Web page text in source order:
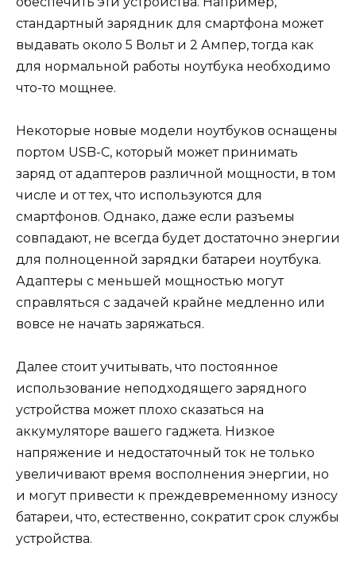
стандартный зарядник для смартфона может
выдавать около 5 Вольт и 2 Ампер, тогда как
для нормальной работы ноутбука необходимо
что-то мощнее.
Некоторые новые модели ноутбуков оснащены
портом USB-C, который может принимать
заряд от адаптеров различной мощности, в том
числе и от тех, что используются для
смартфонов. Однако, даже если разъемы
совпадают, не всегда будет достаточно энергии
для полноценной зарядки батареи ноутбука.
Адаптеры с меньшей мощностью могут
справляться с задачей крайне медленно или
вовсе не начать заряжаться.
Далее стоит учитывать, что постоянное
использование неподходящего зарядного
устройства может плохо сказаться на
аккумуляторе вашего гаджета. Низкое
напряжение и недостаточный ток не только
увеличивают время восполнения энергии, но
и могут привести к преждевременному износу
батареи, что, естественно, сократит срок службы
устройства.